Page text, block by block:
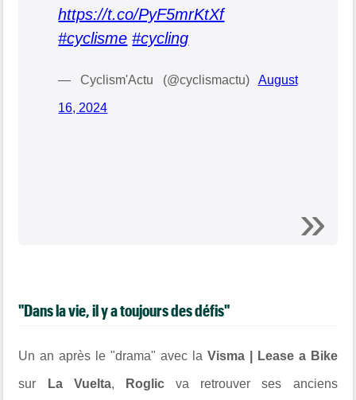
https://t.co/PyF5mrKtXf
#cyclisme #cycling
— Cyclism'Actu (@cyclismactu) August
16, 2024
"Dans la vie, il y a toujours des défis"
Un an après le "drama" avec la Visma | Lease a Bike
sur La Vuelta, Roglicva retrouver ses anciens